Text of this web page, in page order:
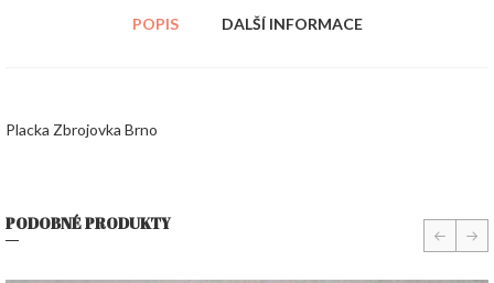
POPIS DALŠÍ INFORMACE
Placka Zbrojovka Brno
PODOBNÉ PRODUKTY prev